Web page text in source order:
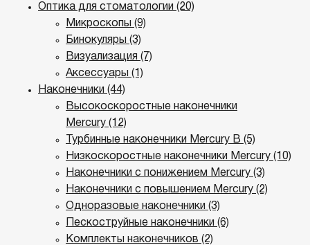
Оптика для стоматологии (20)
Микроскопы (9)
Бинокуляры (3)
Визуализация (7)
Аксессуары (1)
Наконечники (44)
Высокоскоростные наконечники
Mercury (12)
Турбинные наконечники Mercury B (5)
Низкоскоростные наконечники Mercury (10)
Наконечники с понижением Mercury (3)
Наконечники с повышением Mercury (2)
Одноразовые наконечники (3)
Пескоструйные наконечники (6)
Комплекты наконечников (2)